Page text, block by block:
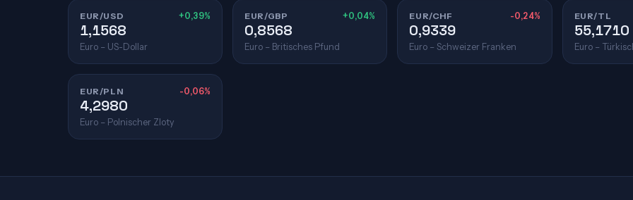
EUR/USD +0,39%
1,1568
Euro – US-Dollar
EUR/GBP +0,04%
0,8568
Euro – Britisches Pfund
EUR/CHF -0,24%
0,9339
Euro – Schweizer Franken
EUR/TL
55,1710
Euro –
EUR/PLN -0,06%
4,2980
Euro – Polnischer Zloty